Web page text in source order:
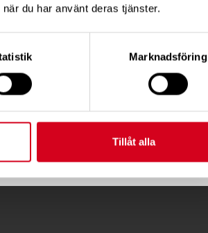
du har använt deras tjänster.
Marknadsföring
Tillåt allaSkriv ut